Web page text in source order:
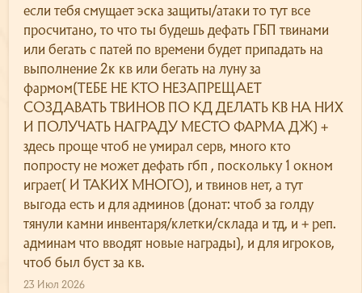
если тебя смущает эска защиты/атаки то тут все
просчитано, то что ты будешь дефать ГБП твинами
или бегать с патей по времени будет припадать на
выполнение 2к кв или бегать на луну за
фармом(ТЕБЕ НЕ КТО НЕЗАПРЕЩАЕТ
СОЗДАВАТЬ ТВИНОВ ПО КД ДЕЛАТЬ КВ НА НИХ
И ПОЛУЧАТЬ НАГРАДУ МЕСТО ФАРМА ДЖ) +
здесь проще чтоб не умирал серв, много кто
попросту не может дефать гбп , поскольку 1 окном
играет( И ТАКИХ МНОГО), и твинов нет, а тут
выгода есть и для админов (донат: чтоб за голду
тянули камни инвентаря/клетки/склада и тд, и + реп.
админам что вводят новые награды), и для игроков,
чтоб был буст за кв.
23 Июл 2026